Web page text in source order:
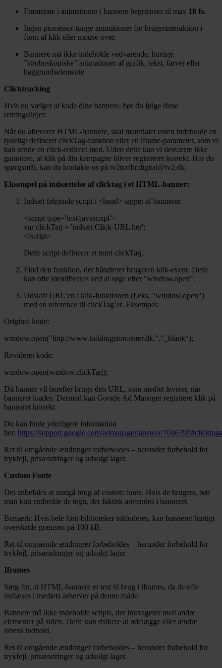
Framerate i animationer i bannere begrænses til max 18 fs.
Ingen processor-tunge animationer før brugerinteraktion i
form af klik eller mouse-over.
Bannere må ikke indeholde vedvarende, hurtige
”stroboskopiske” animationer af grafik, tekst, farver eller
baggrundselemente
Clicktracking
Hvis du vælger at kode dine bannere, bør du følge disse
retningslinjer:
Når du afleverer HTML-bannere, skal materialet enten indeholde en
tydeligt defineret clickTag-funktion eller en iframe-parameter, som vi
kan sende en click-redirect med. Uden dette kan vi desværre ikke
garantere, at klik på din kampagne bliver registreret korrekt. Har du
spørgsmål, kan du kontakte os på tv2trafficdigital@tv2.dk.
Eksempel på indsættelse af clicktag i et HTML-banner:
Indsæt følgende script i <head> tagget af banneret:
<script type='text/javascript'>
var clickTag = 'indsæt Click-URL her';
</script>
Dette script definerer et tomt clickTag.
Find den funktion, der håndterer brugeren klik-event. Dette
kan ofte identificeres ved at søge efter "window.open".
Udskift URL’en i klik-funktionen (f.eks. "window.open")
med en reference til clickTag’et. Eksempel:
Original kode:
window.open("http://www.koldingstorcenter.dk.”,”_blank“);
Revideret kode:
window.open(window.clickTag);
Dit banner vil herefter bruge den URL, som mediet leverer, når
banneret loades. Dermed kan Google Ad Manager registrere klik på
banneret korrekt.
Du kan finde yderligere information
her: https://support.google.com/admanager/answer/
Ret til omgående ændringer forbeholdes – herunder forbehold for
trykfejl, prisændringer og udsolgt lager.
Custom Fonte
Det anbefales at undgå brug af custom fonte. Hvis de brugers, bør
man kun embedde de tegn, der faktisk anvendes i banneret.
Bemærk: Hvis hele font-biblioteker inkluderes, kan banneret hurtigt
overskride grænsen på 100 kB.
Ret til omgående ændringer forbeholdes – herunder forbehold for
trykfejl, prisændringer og udsolgt lager.
Iframes
Sørg for, at HTML-bannere er test til brug i iframes, da de ofte
indlæses i mediets adserver på denne måde.
Bannere må ikke indeholde scripts, der interagerer med andre
elementer på siden. Dette kan risikere at ødelægge eller ændre
sidens indhold.
Ret til omgående ændringer forbeholdes – herunder forbehold for
trykfejl, prisændringer og udsolgt lager.